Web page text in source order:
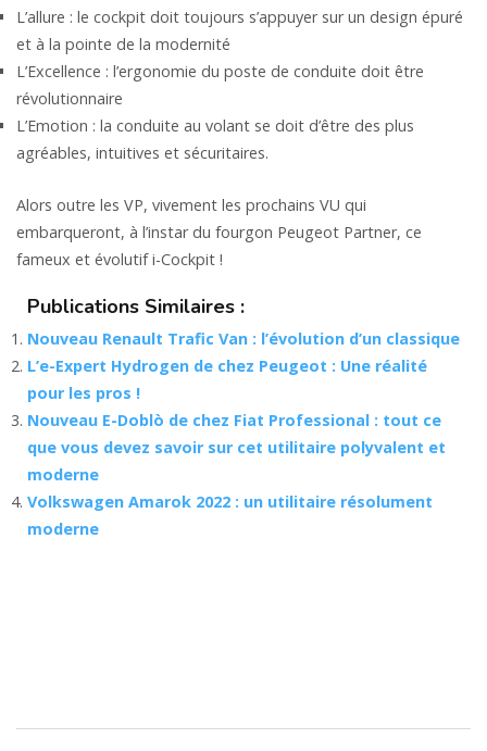
L’allure : le cockpit doit toujours s’appuyer sur un design épuré
et à la pointe de la modernité
L’Excellence : l’ergonomie du poste de conduite doit être
révolutionnaire
L’Emotion : la conduite au volant se doit d’être des plus
agréables, intuitives et sécuritaires.
Alors outre les VP, vivement les prochains VU qui
embarqueront, à l’instar du fourgon Peugeot Partner, ce
fameux et évolutif i-Cockpit !
Publications Similaires :
Nouveau Renault Trafic Van : l’évolution d’un classique
L’e-Expert Hydrogen de chez Peugeot : Une réalité
pour les pros !
Nouveau E-Doblò de chez Fiat Professional : tout ce
que vous devez savoir sur cet utilitaire polyvalent et
moderne
Volkswagen Amarok 2022 : un utilitaire résolument
moderne